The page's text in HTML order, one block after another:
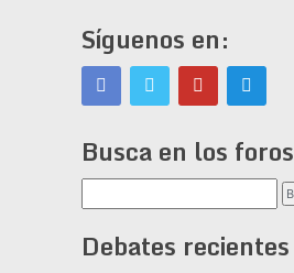
Síguenos en:
Busca en los foros
Debates recientes